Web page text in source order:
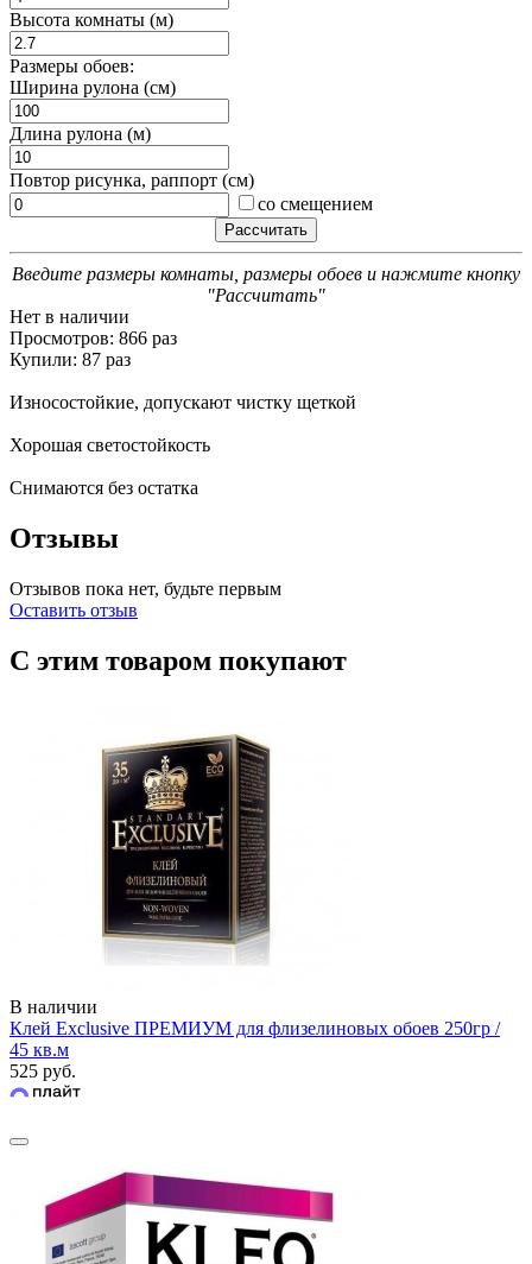
Высота комнаты (м)
Размеры обоев:
Ширина рулона (см)
Длина рулона (м)
Повтор рисунка, раппорт (см)
со смещением
Введите размеры комнаты, размеры обоев и нажмите кнопку
"Рассчитать"
Нет в наличии
Просмотров: 866 раз
Купили: 87 раз
Износостойкие, допускают чистку щеткой
Хорошая светостойкость
Снимаются без остатка
Отзывы
Отзывов пока нет, будьте первым
Оставить отзыв
С этим товаром покупают
В наличии
Клей Exclusive ПРЕМИУМ для флизелиновых обоев 250гр /
45 кв.м
525 руб.